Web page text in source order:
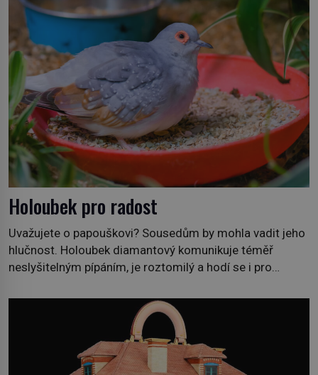
Holoubek pro radost
Uvažujete o papouškovi? Sousedům by mohla vadit jeho
hlučnost. Holoubek diamantový komunikuje téměř
neslyšitelným pípáním, je roztomilý a hodí se i pro
klidného ptáčka, který většinu dne jen posedává. Hodně
času tráví na zemi, kde sbírá zbytky semínek Jeho
domovinou je prakticky celá Austrálie s výjimkou
pobřežní oblasti. […]